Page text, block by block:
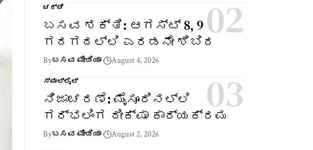
ಚರ್ಚೆ
ಬಸವ ಶಕ್ತಿ: ಆಗಸ್ಟ್ 8, 9
ಗದಗದಲ್ಲಿ ಎರಡನೇ ಶಿಬಿರ
Byಬಸವ ಮೀಡಿಯಾ August 4, 2026
ಸ್ಪಾಟ್‌ಲೈಟ್
ನಿಜಾಚರಣೆ: ಮೈಸೂರಿನಲ್ಲಿ
ಗರ್ಭಲಿಂಗ ದೀಕ್ಷಾ ಕಾರ್ಯಕ್ರಮ
Byಬಸವ ಮೀಡಿಯಾ August 2, 2026